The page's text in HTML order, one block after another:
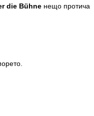
die Bühne нещо протича